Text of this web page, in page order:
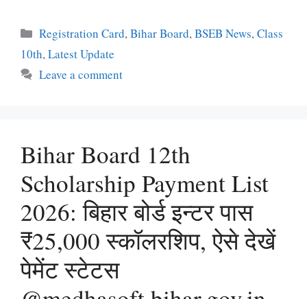
Categories
Registration Card,Bihar Board,BSEB News,Class
10th,Latest Update
Leave a comment
Bihar Board 12th
Scholarship Payment List
2026: बिहार बोर्ड इन्टर पास
₹25,000 स्कॉलरशिप, ऐसे देखें
पेमेंट स्टेटस